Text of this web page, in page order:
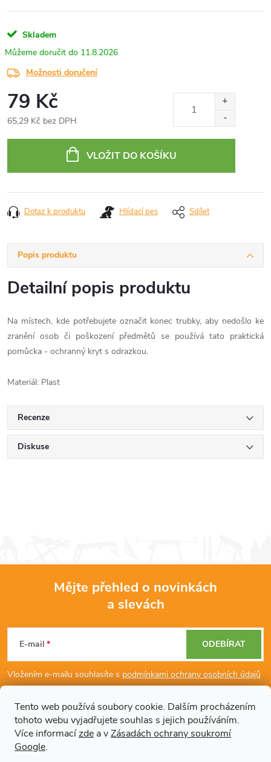
Tento web používá soubory cookie. Dalším procházením
tohoto webu vyjadřujete souhlas s jejich používáním.
Více informacízde a vZásadách ochrany soukromí
Google.
Skladem
11.8.2026
Možnosti doručení
79 Kč
65,29 Kč bez DPH
VLOŽIT DO KOŠÍKU
Dotaz k produktu Hlídací pes Sdílet
Popis produktu
Detailní popis produktu
Na místech, kde potřebujete označit konec trubky, aby nedošlo ke
zranění osob či poškození předmětů se používá tato praktická
pomůcka - ochranný kryt s odrazkou.
Materiál: Plast
Recenze
Diskuse
p
Mějte přehled o novinkách
a slevách
E-mail
Vložením e-mailu souhlasíte s podmínkami ochrany osobních údajů
ODEBÍRAT
Dodatečné informace